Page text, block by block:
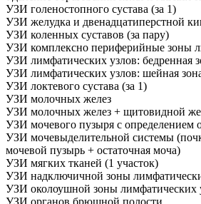
УЗИ голеностопного сустава (за 1)
УЗИ желудка и двенадцатиперстной
УЗИ коленных суставов (за пару)
УЗИ комплексно периферийные зоны
УЗИ лимфатических узлов: бедренная
УЗИ лимфатических узлов: шейная
УЗИ локтевого сустава (за 1)
УЗИ молочных желез
УЗИ молочных желез + щитовидной
УЗИ мочевого пузыря с определением
УЗИ мочевыделительной системы
мочевой пузырь + остаточная моча)
УЗИ мягких тканей (1 участок)
УЗИ надключичной зоны
УЗИ околоушной зоны лимфатических
УЗИ органов брюшной полости